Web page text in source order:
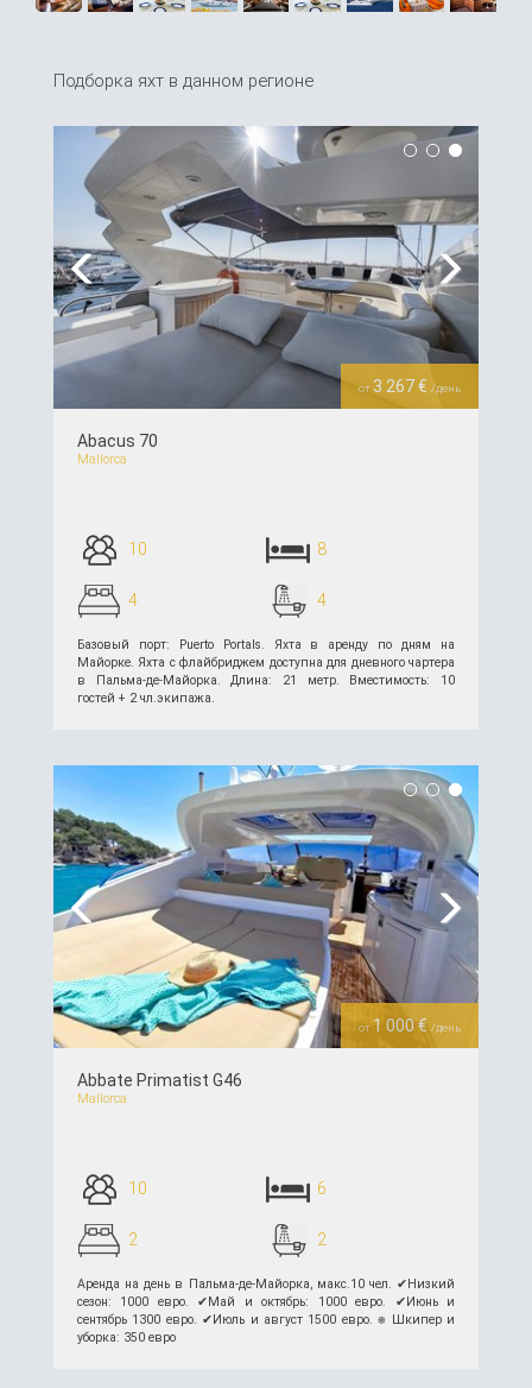
Подборка яхт в данном регионе
Previous Next
от 3 267 € /день
Abacus 70
Mallorca
10 8
4 4
Базовый порт: Puerto Portals. Яхта в аренду по дням на
Майорке. Яхта с флайбриджем доступна для дневного чартера
в Пальма-де-Майорка. Длина: 21 метр. Вместимость: 10
гостей + 2 чл.экипажа.
подробнее >>
от1 000 € /день
Abbate Primatist G46
Mallorca
10 6
2 2
Аренда на день в Пальма-де-Майорка, макс.10 чел. ✔︎Низкий
сезон: 1000 евро. ✔︎Май и октябрь: 1000 евро. ✔︎Июнь и
сентябрь 1300 евро. ✔︎Июль и август 1500 евро. ⎈ Шкипер и
уборка: 350 евро